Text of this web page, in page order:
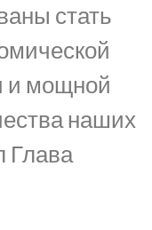
стать
и мощной
наших
Глава